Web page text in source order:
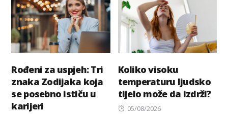
Rođeni za uspjeh: Tri
znaka Zodijaka koja
se posebno ističu u
karijeri
Koliko visoku
temperaturu ljudsko
tijelo može da izdrži?
Posted
05/08/2026